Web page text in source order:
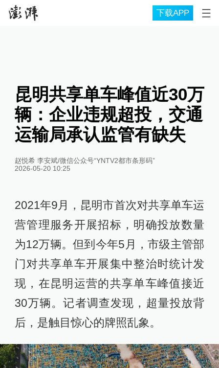
下载APP
昆明共享单车峰值近30万
辆：企业违规超投，交通
运输局承认监管有缺失
赵悦希 李安斌/微信公众号“YNTV2都市条形码”
2026-05-20 10:25
2021年9月，昆明市首次对共享单车运
营管理服务开展招标，明确投放数量
为12万辆。但到今年5月，市级主管部
门对共享单车开展集中整治时统计发
现，在昆明运营的共享单车峰值接近
30万辆。记者调查发现，超量投放背
后，是触目惊心的牌照乱象。